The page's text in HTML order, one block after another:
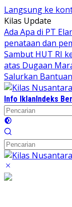
Langsung ke
Kilas Update
Ada Apa di PT
penataan dan
Sambut HUT RI
atas Dugaan
Salurkan
Info IklanIndeks